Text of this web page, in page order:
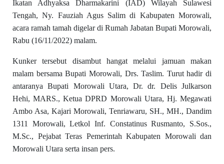
Ikatan Adhyaksa Dharmakarini (IAD) Wilayah Sulawesi
Tengah, Ny. Fauziah Agus Salim di Kabupaten Morowali,
acara ramah tamah digelar di Rumah Jabatan Bupati Morowali,
Rabu (16/11/2022) malam.
Kunker tersebut disambut hangat melalui jamuan makan
malam bersama Bupati Morowali, Drs. Taslim. Turut hadir di
antaranya Bupati Morowali Utara, Dr. dr. Delis Julkarson
Hehi, MARS., Ketua DPRD Morowali Utara, Hj. Megawati
Ambo Asa, Kajari Morowali, Tenriawaru, SH., MH., Dandim
1311 Morowali, Letkol Inf. Constatinus Rusmanto, S.Sos.,
M.Sc., Pejabat Teras Pemerintah Kabupaten Morowali dan
Morowali Utara serta insan pers.